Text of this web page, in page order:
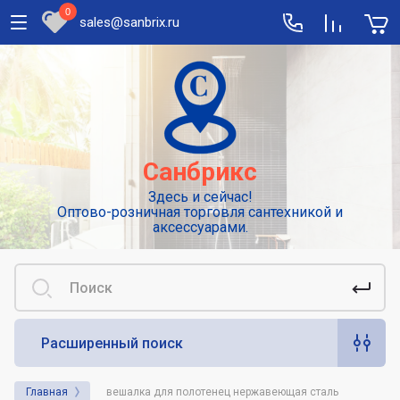
Полезная информация
Сушилки для рук
Высокоскоростные погружные сушилки
для рук
Смесители: виды и особенности
выбора
Сенсорные или автоматические
смесители
Диспенсеры для туалетной бумаги
sales@sanbrix.ru
0
Санбрикс
Здесь и сейчас!
Оптово-розничная торговля сантехникой и
аксессуарами.
Расширенный поиск
Главная вешалка для полотенец нержавеющая сталь